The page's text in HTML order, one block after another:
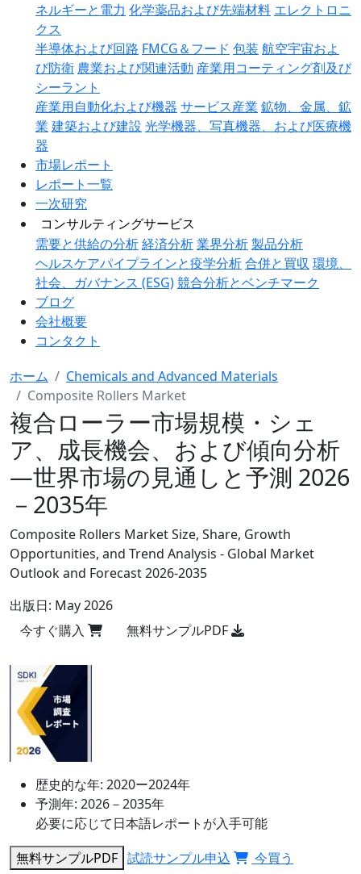
ネルギーと電力 化学薬品および先端材料 エレクトロニ
クス
半導体および回路 FMCG＆フード 包装 航空宇宙およ
び防衛 農業および関連活動 産業用コーティング剤及び
シーラント
産業用自動化および機器 サービス産業 鉱物、金属、鉱
業 建築および建設 光学機器、写真機器、および医療機
器
市場レポート
レポート一覧
一次研究
コンサルティングサービス
需要と供給の分析経済分析業界分析製品分析
ヘルスケアパイプラインと疫学分析合併と買収 環境、
社会、ガバナンス (ESG)競合分析とベンチマーク
ブログ
会社概要
コンタクト
ホーム
Chemicals and Advanced Materials
Composite Rollers Market
複合ローラー市場規模・シェ
ア、成長機会、および傾向分析
―世界市場の見通しと予測 2026
－2035年
Composite Rollers Market Size, Share, Growth
Opportunities, and Trend Analysis - Global Market
Outlook and Forecast 2026-2035
出版日: May 2026
今すぐ購入
無料サンプルPDF
歴史的な年: 2020ー2024年
予測年: 2026－2035年
必要に応じて日本語レポートが入手可能
無料サンプルPDF 試読サンプル申込 今買う